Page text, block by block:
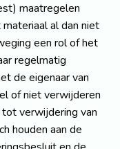
maatregelen
al dan niet
een rol of het
regelmatig
de eigenaar van
of niet verwijderen
verwijdering van
houden aan de